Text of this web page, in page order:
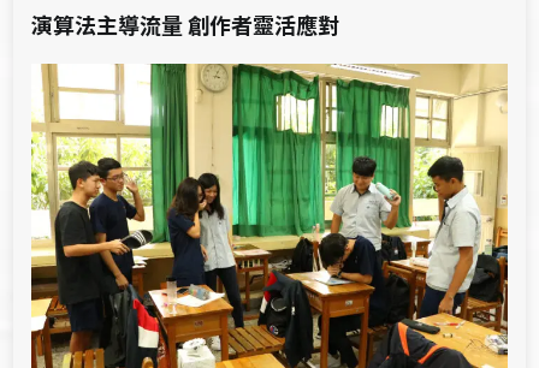
演算法主導流量 創作者靈活應對